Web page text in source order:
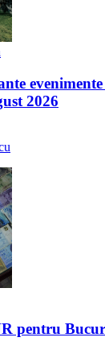
2026
pentru